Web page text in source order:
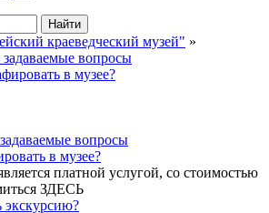
Найти
краеведческий музей" »
задаваемые вопросы
вопросы
в музее?
платной услугой, со стоимостью
ЗДЕСЬ